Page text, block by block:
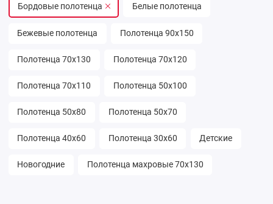
Бордовые полотенца Белые полотенца
Бежевые полотенца Полотенца 90х150
Полотенца 70х130 Полотенца 70х120
Полотенца 70х110 Полотенца 50х100
Полотенца 50х80 Полотенца 50х70
Полотенца 40х60 Полотенца 30х60 Детские
Новогодние Полотенца махровые 70х130